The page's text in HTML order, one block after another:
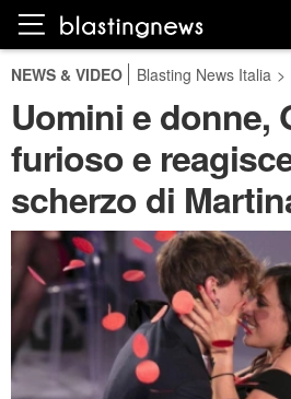
NEWS & VIDEO Blasting News Italia >
Uomini e donne,
furioso e
scherzo di